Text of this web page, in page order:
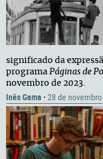
significado da
programa Páginas de
novembro de 2023.
Inês Gama · 28 de